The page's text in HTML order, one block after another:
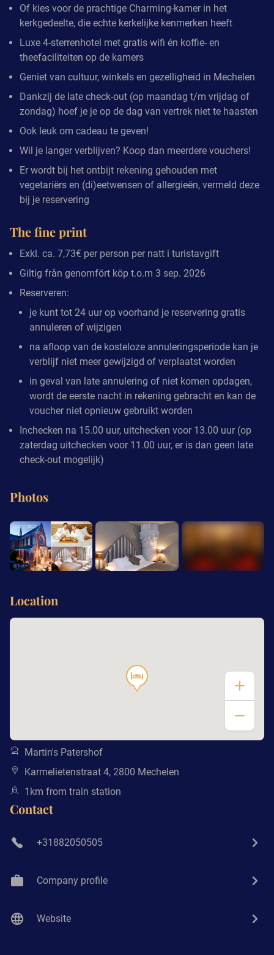
Of kies voor de prachtige Charming-kamer in het
kerkgedeelte, die echte kerkelijke kenmerken heeft
Luxe 4-sterrenhotel met gratis wifi én koffie- en
theefaciliteiten op de kamers
Geniet van cultuur, winkels en gezelligheid in Mechelen
Dankzij de late check-out (op maandag t/m vrijdag of
zondag) hoef je je op de dag van vertrek niet te haasten
Ook leuk om cadeau te geven!
Wil je langer verblijven? Koop dan meerdere vouchers!
Er wordt bij het ontbijt rekening gehouden met
vegetariërs en (di)eetwensen of allergieën, vermeld deze
bij je reservering
The fine print
Exkl. ca. 7,73€ per person per natt i turistavgift
Giltig från genomfört köp t.o.m 3 sep. 2026
Reserveren:
je kunt tot 24 uur op voorhand je reservering gratis
annuleren of wijzigen
na afloop van de kosteloze annuleringsperiode kan je
verblijf niet meer gewijzigd of verplaatst worden
in geval van late annulering of niet komen opdagen,
wordt de eerste nacht in rekening gebracht en kan de
voucher niet opnieuw gebruikt worden
Inchecken na 15.00 uur, uitchecken voor 13.00 uur (op
zaterdag uitchecken voor 11.00 uur, er is dan geen late
check-out mogelijk)
Photos
Location
Martin's Patershof
Karmelietenstraat 4, 2800 Mechelen
1km from train station
Contact
+31882050505
Company profile
Website